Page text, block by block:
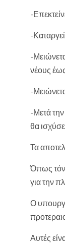
-
-
-
νέους
-
-Μετά
θα
Τα
Όπως
για την
Ο
Αυτές